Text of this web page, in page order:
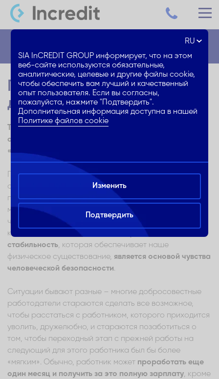
Потеря работы: стратегия
для поиска новой работы
Теряя работу, может наступить шок от неприятного
опыта, но несколько конкретных шагов помогут
«встать», не теряя времени и средств.
Потеря работы всегда неприятное или неожиданное
событие – конечно, бывают ситуации, когда такой
поворот более или менее предсказуем, и, тем не
менее, когда это действительно происходит, кажется,
что земля уходит из-под ног так. И такое чувство в
каком-то смысле обосновано –
финансовая
стабильность, которая обеспечивает наше
физическое существование, является основой чувства
человеческой безопасности.
Ситуации бывают разные – многие добросовестные
работодатели стараются сделать все возможное,
чтобы расстаться с работником, которого приходится
уволить, дружелюбно, и стараются позаботиться о
том, чтобы переходный этап с прежней работы на
следующий для этого работника был бы более
«мягким». Обычно, работник может проработать еще
один месяц и получить за это полную зарплату, кроме
RU
SIA InCREDIT GROUP информирует, что на этом
веб-сайте используются обязательные,
аналитические, целевые и другие файлы cookie,
чтобы обеспечить вам лучший и качественный
опыт пользователя. Если вы согласны,
пожалуйста, нажмите "Подтвердить".
Дополнительная информация доступна в нашей
Политике файлов cookie
Изменить
Подтвердить